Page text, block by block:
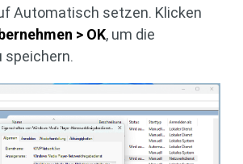
Automatisch setzen. Klicken
> OK, um die
speichern.